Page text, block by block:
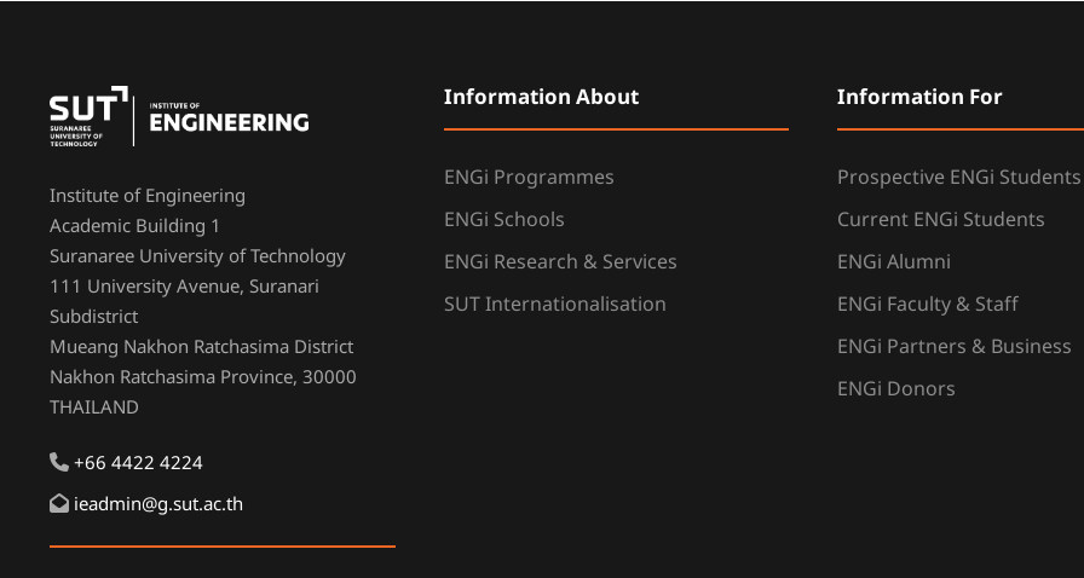
Institute of Engineering
Academic Building 1
Suranaree University of Technology
111 University Avenue, Suranari
Subdistrict
Mueang Nakhon Ratchasima District
Nakhon Ratchasima Province, 30000
THAILAND
+66 4422 4224
ieadmin@g.sut.ac.th
Information About
ENGi Programmes
ENGi Schools
ENGi Research & Services
SUT Internationalisation
Information For
Prospective ENGi Students
Current ENGi Students
ENGi Alumni
ENGi Faculty & Staff
ENGi Partners & Business
ENGi Donors